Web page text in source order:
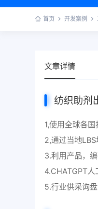
首页 开发案例
文章详情
纺织助剂
1,使用全球各
2,通过当地
3.利用产品，
4.CHATGPT
5.行业供采询